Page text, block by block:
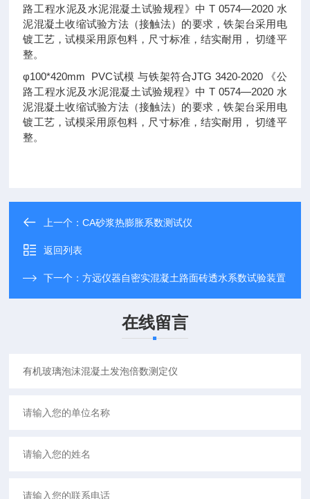
路工程水泥及水泥混凝土试验规程》中 T 0574—2020 水
泥混凝土收缩试验方法（接触法）的要求，铁架台采用电
镀工艺，试模采用原包料，尺寸标准，结实耐用， 切缝平
整。
φ100*420mm PVC试模 与铁架符合JTG 3420-2020 《公
路工程水泥及水泥混凝土试验规程》中 T 0574—2020 水
泥混凝土收缩试验方法（接触法）的要求，铁架台采用电
镀工艺，试模采用原包料，尺寸标准，结实耐用， 切缝平
整。
上一个：CA砂浆热膨胀系数测试仪
返回列表
下一个：方远仪器自密实混凝土路面砖透水系数试验装置
在线留言